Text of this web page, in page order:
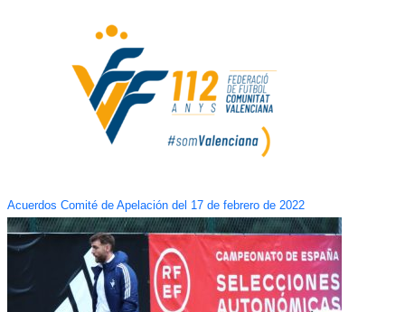
Acuerdos Comité de Apelación del 17 de febrero de 2022